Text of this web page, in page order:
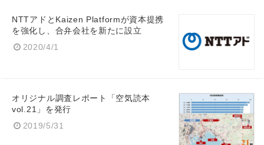
NTTアドとKaizen Platformが資本提携
を強化し、合弁会社を新たに設立
2020/4/1
オリジナル調査レポート「空気読本
vol.21」を発行
2019/5/31